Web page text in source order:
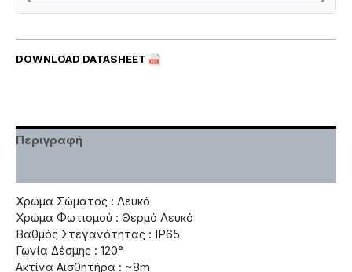
DOWNLOAD DATASHEET
Περιγραφή
Χρώμα Σώματος : Λευκό
Χρώμα Φωτισμού : Θερμό Λευκό
Βαθμός Στεγανότητας : IP65
Γωνία Δέσμης : 120°
Ακτίνα Αισθητήρα : ~8m